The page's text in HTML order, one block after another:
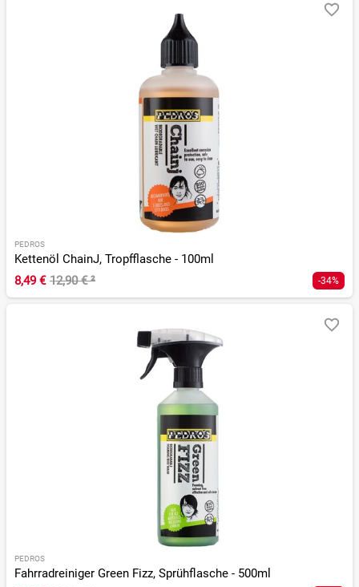
PEDROS
Kettenöl ChainJ, Tropfflasche - 100ml
8,49 € 12,90 €² -34%
PEDROS
Fahrradreiniger Green Fizz, Sprühflasche - 500ml